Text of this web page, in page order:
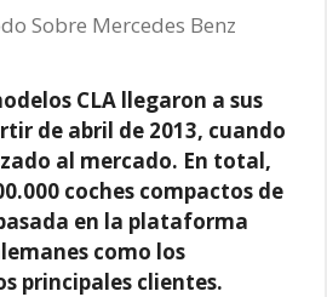
Sobre Mercedes Benz
CLA llegaron a sus
de abril de 2013, cuando
al mercado. En total,
coches compactos de
en la plataforma
como los
principales clientes.